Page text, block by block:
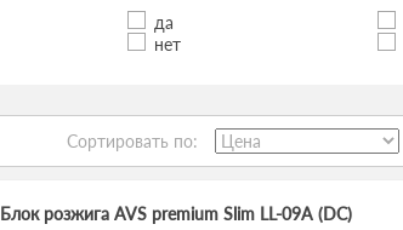
да
нет
Сортировать по:
Блок розжига AVS premium Slim LL-09A (DC)